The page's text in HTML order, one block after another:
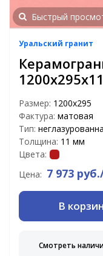
Быстрый
Уральский гранит
Размер: 1200х295
Фактура: матовая
Тип:
Толщина: 11 мм
Цвета:
Цена: 7 973
В
Смотреть